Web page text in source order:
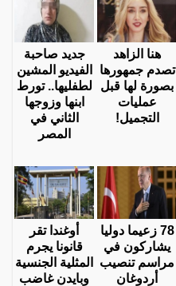
هنا الزاهد
تصدم جمهورها
بصورة لها قبل
عمليات
التجميل!
جديد صاحبة
الفيديو المشين
لطفليها.. تورط
ابنها وزوجها
الثاني في
المصر
78 زعيما دوليا
يشاركون في
مراسم تنصيب
أردوغان
أوغندا تقر
قانونا يجرم
المثلية الجنسية
وبايدن غاضب